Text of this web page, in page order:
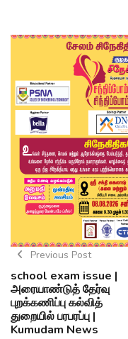
Previous Post
school exam issue |
அரையாண்டுத் தேர்வு
புறக்கணிப்பு கல்வித்
துறையில் பரபரப்பு |
Kumudam News